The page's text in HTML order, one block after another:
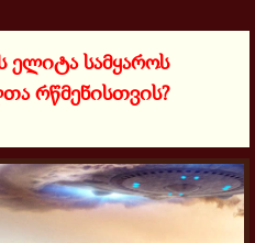
ელიტა სამყაროს
რწმენისთვის?